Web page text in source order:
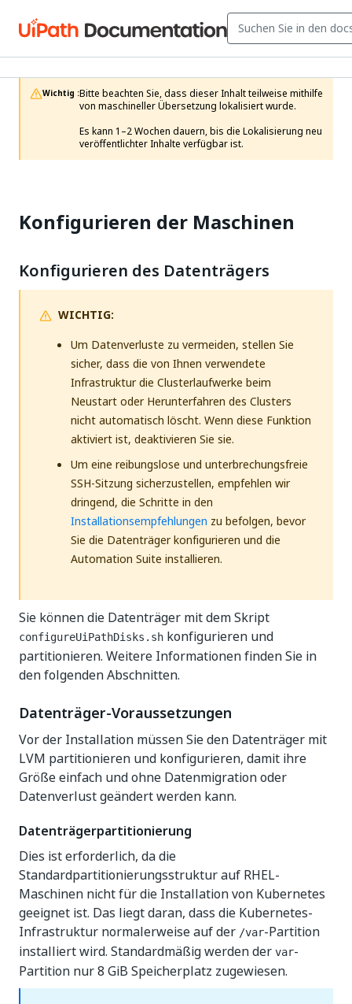
Wichtig :Bitte beachten Sie, dass dieser Inhalt teilweise mithilfe
von maschineller Übersetzung lokalisiert wurde.
Es kann 1–2 Wochen dauern, bis die Lokalisierung neu
veröffentlichter Inhalte verfügbar ist.
Konfigurieren der Maschinen
Konfigurieren des Datenträgers
WICHTIG:
Um Datenverluste zu vermeiden, stellen Sie
sicher, dass die von Ihnen verwendete
Infrastruktur die Clusterlaufwerke beim
Neustart oder Herunterfahren des Clusters
nicht automatisch löscht. Wenn diese Funktion
aktiviert ist, deaktivieren Sie sie.
Um eine reibungslose und unterbrechungsfreie
SSH-Sitzung sicherzustellen, empfehlen wir
dringend, die Schritte in den
Installationsempfehlungen zu befolgen, bevor
Sie die Datenträger konfigurieren und die
Automation Suite installieren.
Sie können die Datenträger mit dem Skript
configureUiPathDisks.sh konfigurieren und
partitionieren. Weitere Informationen finden Sie in
den folgenden Abschnitten.
Datenträger-Voraussetzungen
Vor der Installation müssen Sie den Datenträger mit
LVM partitionieren und konfigurieren, damit ihre
Größe einfach und ohne Datenmigration oder
Datenverlust geändert werden kann.
Datenträgerpartitionierung
Dies ist erforderlich, da die
Standardpartitionierungsstruktur auf RHEL-
Maschinen nicht für die Installation von Kubernetes
geeignet ist. Das liegt daran, dass die Kubernetes-
Infrastruktur normalerweise auf der /var-Partition
installiert wird. Standardmäßig werden der var-
Partition nur 8 GiB Speicherplatz zugewiesen.